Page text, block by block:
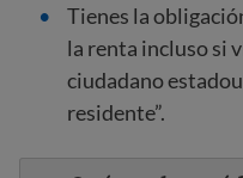
Tienes la
la renta incluso si
ciudadano
residente”.